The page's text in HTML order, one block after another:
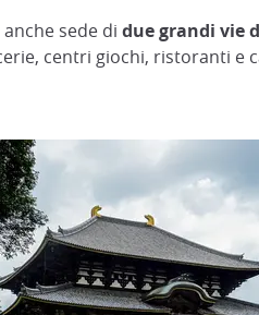
anche sede di due grandi vie
centri giochi, ristoranti e